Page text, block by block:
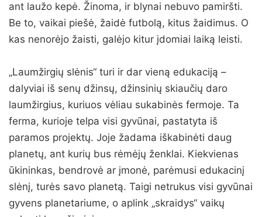
ant laužo kepė. Žinoma, ir blynai nebuvo pamiršti.
Be to, vaikai piešė, žaidė futbolą, kitus žaidimus. O
kas nenorėjo žaisti, galėjo kitur įdomiai laiką leisti.
„Laumžirgių slėnis“ turi ir dar vieną edukaciją –
dalyviai iš senų džinsų, džinsinių skiaučių daro
laumžirgius, kuriuos vėliau sukabinės fermoje. Ta
ferma, kurioje telpa visi gyvūnai, pastatyta iš
paramos projektų. Joje žadama iškabinėti daug
planetų, ant kurių bus rėmėjų ženklai. Kiekvienas
ūkininkas, bendrovė ar įmonė, parėmusi edukacinį
slėnį, turės savo planetą. Taigi netrukus visi gyvūnai
gyvens planetariume, o aplink „skraidys“ vaikų